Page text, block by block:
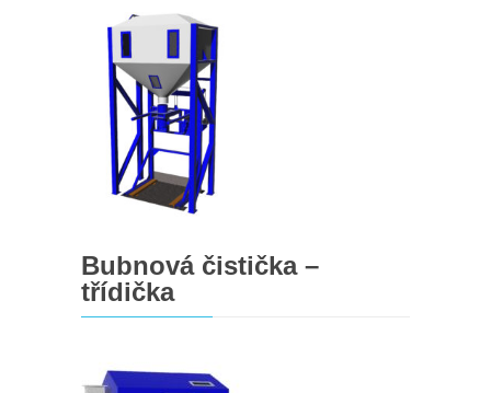
Bubnová čistička –
třídička